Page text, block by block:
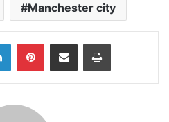
Manchester city
LinkedInPinterestShare via Email Print